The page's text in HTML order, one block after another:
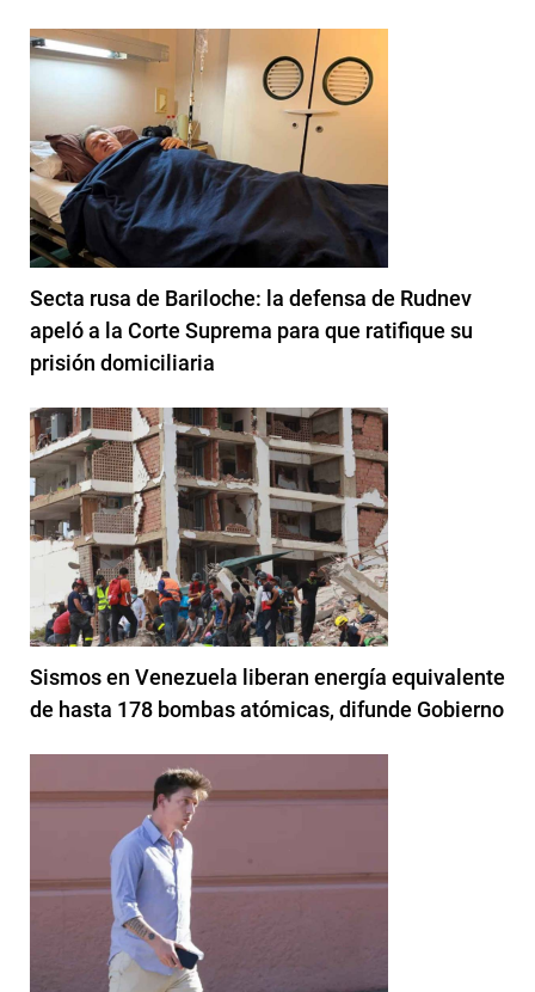
Secta rusa de Bariloche: la defensa de Rudnev
apeló a la Corte Suprema para que ratifique su
prisión domiciliaria
Sismos en Venezuela liberan energía equivalente
de hasta 178 bombas atómicas, difunde Gobierno